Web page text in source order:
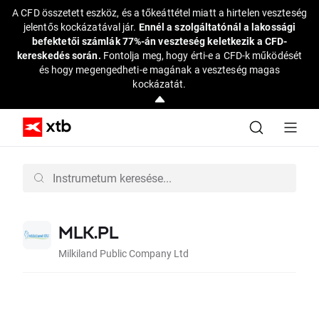
A CFD összetett eszköz, és a tőkeáttétel miatt a hirtelen veszteség
jelentős kockázatával jár. Ennél a szolgáltatónál a lakossági
befektetői számlák 77%-án veszteség keletkezik a CFD-
kereskedés során. Fontolja meg, hogy érti-e a CFD-k működését
és hogy megengedheti-e magának a veszteség magas
kockázatát.
MLK.PL
Milkiland Public Company Ltd